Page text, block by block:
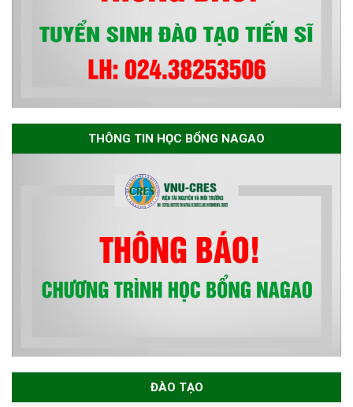
THÔNG TIN HỌC BỔNG NAGAO
ĐÀO TẠO